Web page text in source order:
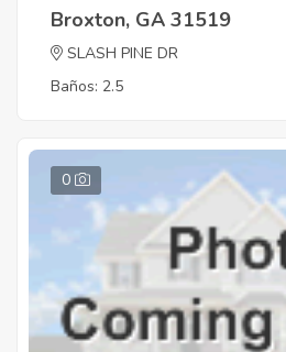
Broxton, GA 31519
SLASH PINE DR
Baños: 2.5
0